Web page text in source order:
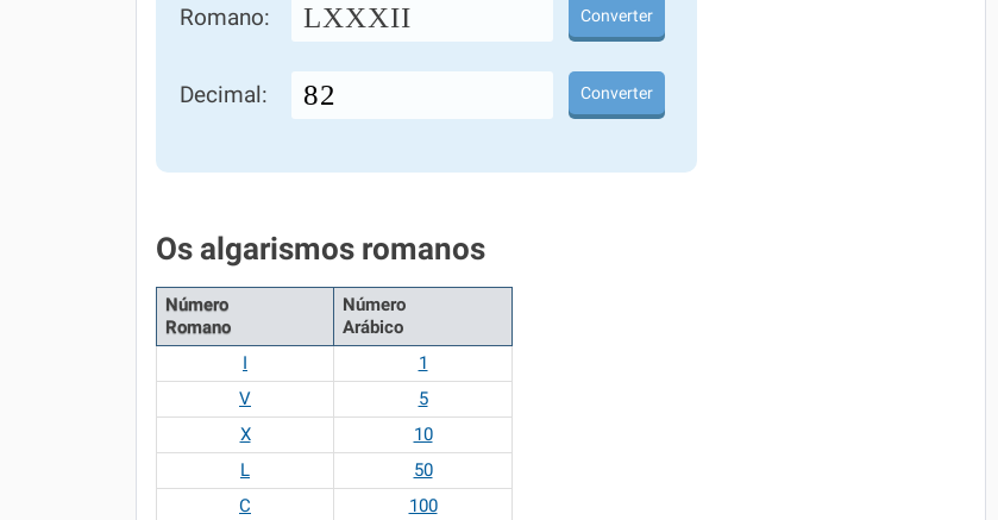
Romano: LXXXII Converter
Decimal: Converter
Os algarismos romanos
Número
Romano
Número
Arábico
I
1
V
5
X
10
L
50
C
100